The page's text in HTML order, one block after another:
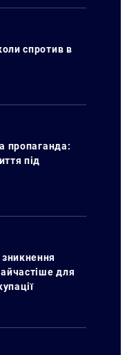
спротив в
пропаганда:
під
для